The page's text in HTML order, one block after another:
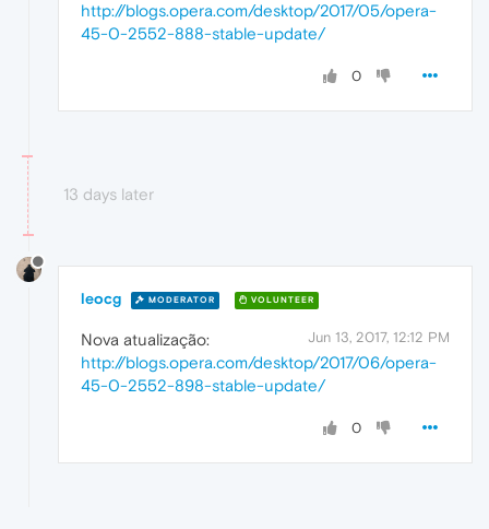
http://blogs.opera.com/desktop/2017/05/opera-
45-0-2552-888-stable-update/
0
13 days later
leocg MODERATOR VOLUNTEER
Jun 13, 2017, 12:12 PM
Nova atualização:
http://blogs.opera.com/desktop/2017/06/opera-
45-0-2552-898-stable-update/
0